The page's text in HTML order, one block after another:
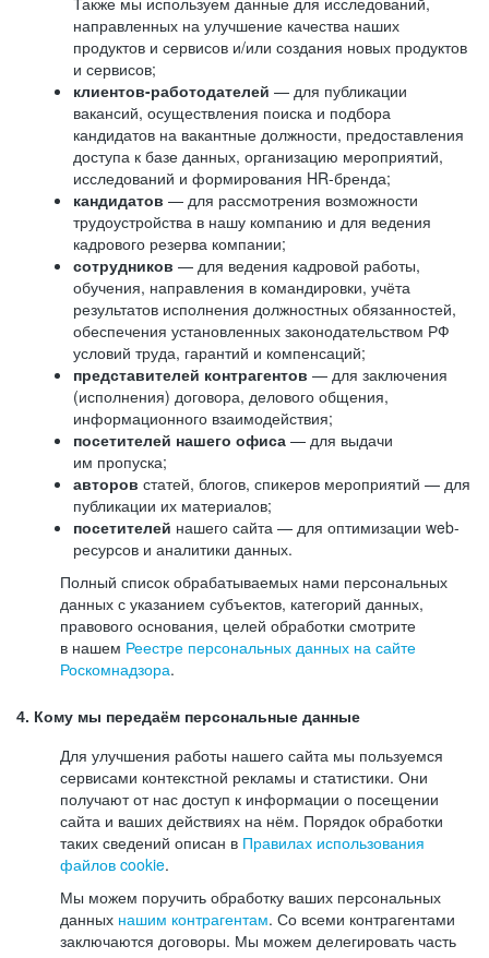
направленных на улучшение качества наших
продуктов и сервисов и/или создания новых продуктов
и сервисов;
клиентов-работодателей — для публикации
вакансий, осуществления поиска и подбора
кандидатов на вакантные должности, предоставления
доступа к базе данных, организацию мероприятий,
исследований и формирования HR-бренда;
кандидатов — для рассмотрения возможности
трудоустройства в нашу компанию и для ведения
кадрового резерва компании;
сотрудников — для ведения кадровой работы,
обучения, направления в командировки, учёта
результатов исполнения должностных обязанностей,
обеспечения установленных законодательством РФ
условий труда, гарантий и компенсаций;
представителей контрагентов — для заключения
(исполнения) договора, делового общения,
информационного взаимодействия;
посетителей нашего офиса — для выдачи
им пропуска;
авторов статей, блогов, спикеров мероприятий — для
публикации их материалов;
посетителей нашего сайта — для оптимизации web-
ресурсов и аналитики данных.
Полный список обрабатываемых нами персональных
данных с указанием субъектов, категорий данных,
правового основания, целей обработки смотрите
в нашем Реестре персональных данных на сайте
Роскомнадзора.
4. Кому мы передаём персональные данные
Для улучшения работы нашего сайта мы пользуемся
сервисами контекстной рекламы и статистики. Они
получают от нас доступ к информации о посещении
сайта и ваших действиях на нём. Порядок обработки
таких сведений описан в Правилах использования
файлов cookie.
Мы можем поручить обработку ваших персональных
данных нашим контрагентам. Со всеми контрагентами
заключаются договоры. Мы можем делегировать часть